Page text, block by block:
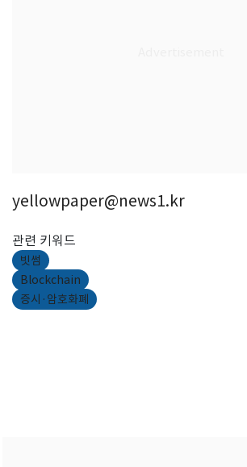
yellowpaper@news1.kr
관련 키워드
빗썸
Blockchain
증시·암호화폐